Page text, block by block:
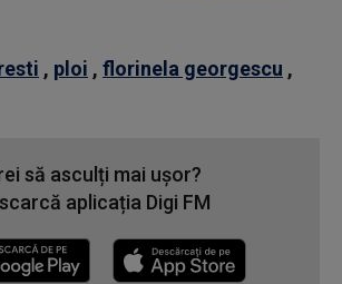
, ploi , florinela georgescu ,
să asculți mai ușor?
aplicația Digi FM